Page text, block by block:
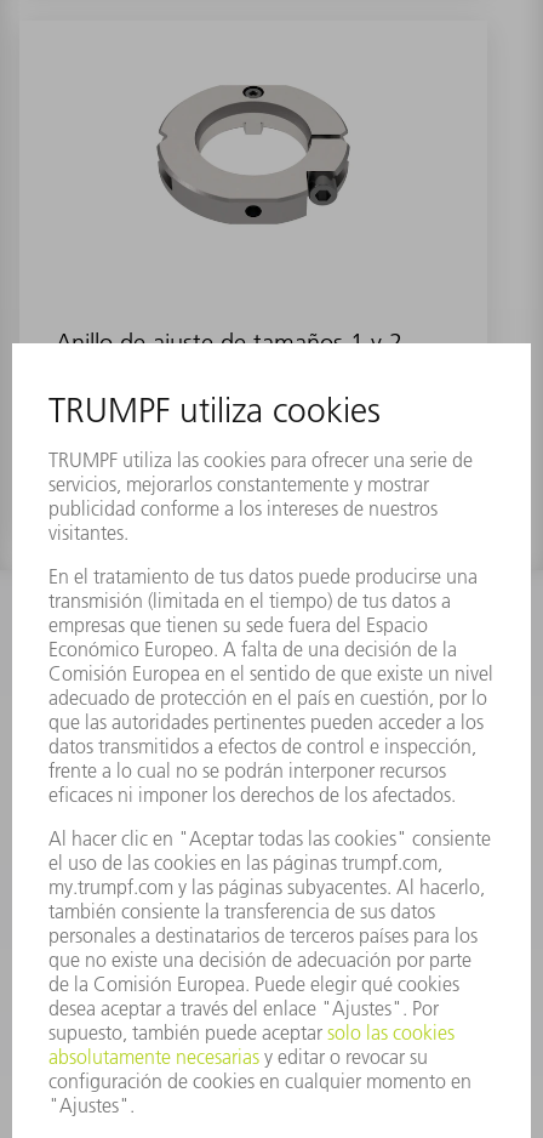
Anillo de ajuste de tamaños 1 y 2
Referencia: 0201519
INFORMACIÓN
Preguntas más frecuentes
Condiciones generales de venta
CONTACTO
Departamento de Repuestos
+34 91 657 36 70
Viernes de 8h – 17h
repuestos@es.trumpf.com
CONTACTO
Departamento de Utillaje
+34 91 657 36 69
Lunes a Jueves de 8h – 18h
Viernes de 8h – 17h
utillaje@trumpf.com